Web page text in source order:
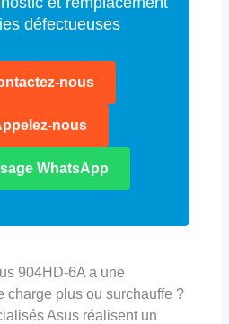
défectueuses
nous
nous
WhatsApp
904HD-6A a une
charge plus ou surchauffe ?
Asus réalisent un